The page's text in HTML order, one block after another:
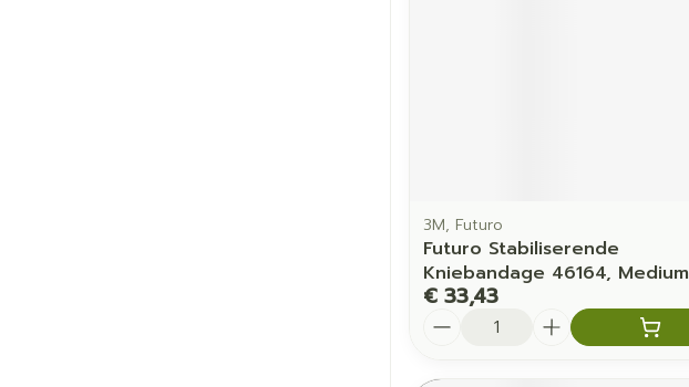
3M, Futuro
Futuro Stabiliserende
Kniebandage 46164, Medium
€ 33,43